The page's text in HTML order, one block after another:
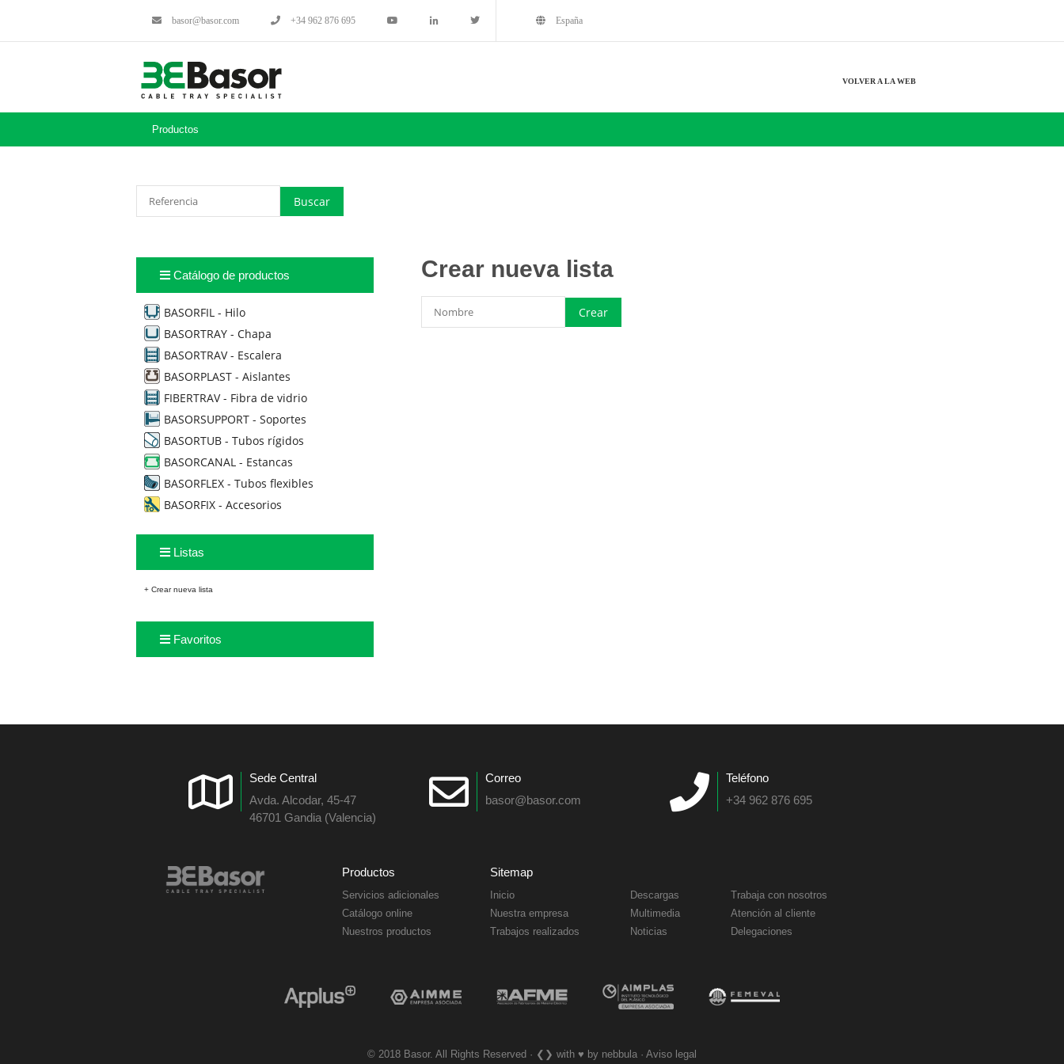
basor@basor.com +34 962 876 695 España
VOLVER A LA WEB
Productos
Catálogo de productos
BASORFIL - Hilo
BASORTRAY - Chapa
BASORTRAV - Escalera
BASORPLAST - Aislantes
FIBERTRAV - Fibra de vidrio
BASORSUPPORT - Soportes
BASORTUB - Tubos rígidos
BASORCANAL - Estancas
BASORFLEX - Tubos flexibles
BASORFIX - Accesorios
Listas
+ Crear nueva lista
Favoritos
Crear nueva lista
Sede Central
Avda. Alcodar, 45-47
46701 Gandia (Valencia)
Correo
basor@basor.com
Teléfono
+34 962 876 695
Productos
Servicios adicionales
Catálogo online
Nuestros productos
Sitemap
Inicio
Nuestra empresa
Trabajos realizados
Descargas
Multimedia
Noticias
Trabaja con nosotros
Atención al cliente
Delegaciones
© 2018 Basor. All Rights Reserved · ❮❯ with ♥︎ by nebbula · Aviso legal